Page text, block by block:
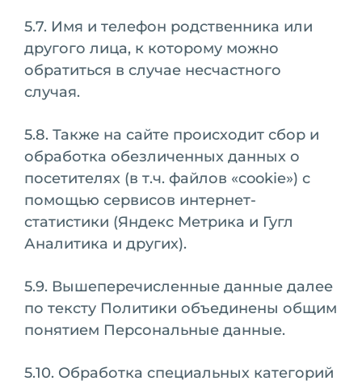
5.7. Имя и телефон родственника или
другого лица, к которому можно
обратиться в случае несчастного
случая.
5.8. Также на сайте происходит сбор и
обработка обезличенных данных о
посетителях (в т.ч. файлов «cookie») с
помощью сервисов интернет-
статистики (Яндекс Метрика и Гугл
Аналитика и других).
5.9. Вышеперечисленные данные далее
по тексту Политики объединены общим
понятием Персональные данные.
5.10. Обработка специальных категорий